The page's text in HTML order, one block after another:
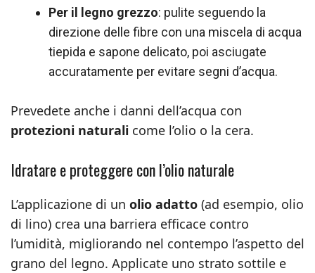
Per il legno grezzo: pulite seguendo la
direzione delle fibre con una miscela di acqua
tiepida e sapone delicato, poi asciugate
accuratamente per evitare segni d’acqua.
Prevedete anche i danni dell’acqua con
protezioni naturali come l’olio o la cera.
Idratare e proteggere con l’olio naturale
L’applicazione di un olio adatto (ad esempio, olio
di lino) crea una barriera efficace contro
l’umidità, migliorando nel contempo l’aspetto del
grano del legno. Applicate uno strato sottile e